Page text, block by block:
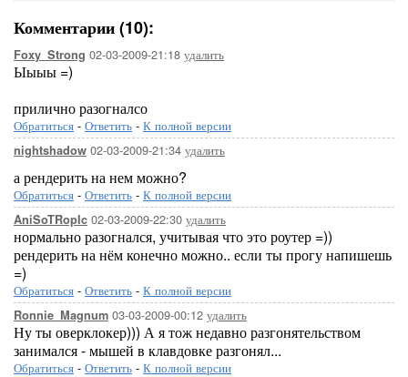
Комментарии (10):
Foxy_Strong 02-03-2009-21:18 удалить
Ыыыы =)
прилично разогналсо
Обратиться - Ответить - К полной версии
nightshadow 02-03-2009-21:34 удалить
а рендерить на нем можно?
Обратиться - Ответить - К полной версии
AniSoTRopIc 02-03-2009-22:30 удалить
нормально разогнался, учитывая что это роутер =))
рендерить на нём конечно можно.. если ты прогу напишешь
=)
Обратиться - Ответить - К полной версии
Ronnie_Magnum 03-03-2009-00:12 удалить
Ну ты оверклокер))) А я тож недавно разгонятельством
занимался - мышей в клавдовке разгонял...
Обратиться - Ответить - К полной версии